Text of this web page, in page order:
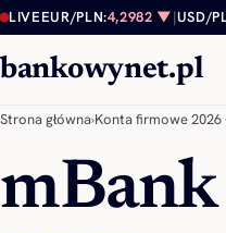
Przejdź do treści
LIVEEUR/PLN:4,2982 ▼|USD/
bankowynet.pl
Strona główna›Konta firmowe